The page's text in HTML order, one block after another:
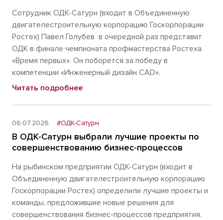
Сотрудник ОДК-Сатурн (входит в Объединенную
двигателестроительную корпорацию Госкорпорации
Ростех) Павел Голубев в очередной раз представит
ОДК в финале чемпионата профмастерства Ростеха
«Время первых». Он поборется за победу в
компетенции «Инженерный дизайн CAD».
Читать подробнее
06.07.2026 #ОДК-Сатурн
В ОДК-Сатурн выбрали лучшие проекты по
совершенствованию бизнес-процессов
На рыбинском предприятии ОДК-Сатурн (входит в
Объединенную двигателестроительную корпорацию
Госкорпорации Ростех) определили лучшие проекты и
команды, предложившие новые решения для
совершенствования бизнес-процессов предприятия.